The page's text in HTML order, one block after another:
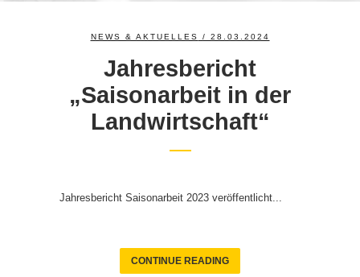
NEWS & AKTUELLES / 28.03.2024
Jahresbericht
„Saisonarbeit in der
Landwirtschaft“
Jahresbericht Saisonarbeit 2023 veröffentlicht...
CONTINUE READING